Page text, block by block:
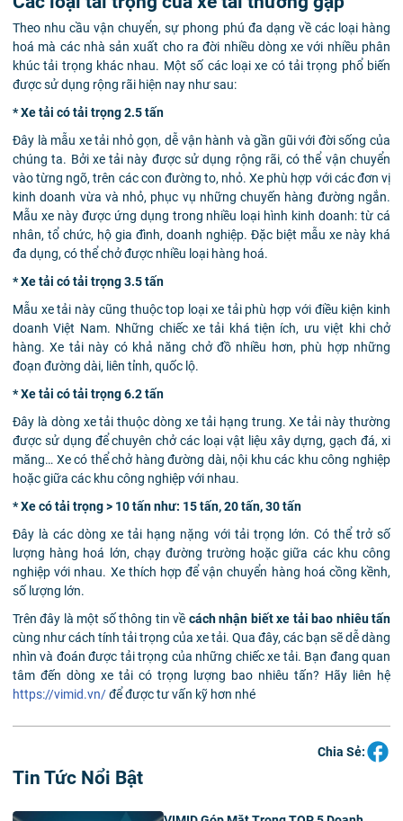
Theo nhu cầu vận chuyển, sự phong phú đa dạng về các loại hàng
hoá mà các nhà sản xuất cho ra đời nhiều dòng xe với nhiều phân
khúc tải trọng khác nhau. Một số các loại xe có tải trọng phổ biến
được sử dụng rộng rãi hiện nay như sau:
* Xe tải có tải trọng 2.5 tấn
Đây là mẫu xe tải nhỏ gọn, dễ vận hành và gần gũi với đời sống của
chúng ta. Bởi xe tải này được sử dụng rộng rãi, có thể vận chuyển
vào từng ngõ, trên các con đường to, nhỏ. Xe phù hợp với các đơn vị
kinh doanh vừa và nhỏ, phục vụ những chuyến hàng đường ngắn.
Mẫu xe này được ứng dụng trong nhiều loại hình kinh doanh: từ cá
nhân, tổ chức, hộ gia đình, doanh nghiệp. Đặc biệt mẫu xe này khá
đa dụng, có thể chở được nhiều loại hàng hoá.
* Xe tải có tải trọng 3.5 tấn
Mẫu xe tải này cũng thuộc top loại xe tải phù hợp với điều kiện kinh
doanh Việt Nam. Những chiếc xe tải khá tiện ích, ưu việt khi chở
hàng. Xe tải này có khả năng chở đồ nhiều hơn, phù hợp những
đoạn đường dài, liên tỉnh, quốc lộ.
* Xe tải có tải trọng 6.2 tấn
Đây là dòng xe tải thuộc dòng xe tải hạng trung. Xe tải này thường
được sử dụng để chuyên chở các loại vật liệu xây dựng, gạch đá, xi
măng… Xe có thể chở hàng đường dài, nội khu các khu công nghiệp
hoặc giữa các khu công nghiệp với nhau.
* Xe có tải trọng > 10 tấn như: 15 tấn, 20 tấn, 30 tấn
Đây là các dòng xe tải hạng nặng với tải trọng lớn. Có thể trở số
lượng hàng hoá lớn, chạy đường trường hoặc giữa các khu công
nghiệp với nhau. Xe thích hợp để vận chuyển hàng hoá cồng kềnh,
số lượng lớn.
Trên đây là một số thông tin về cách nhận biết xe tải bao nhiêu tấn
cùng như cách tính tải trọng của xe tải. Qua đây, các bạn sẽ dễ dàng
nhìn và đoán được tải trọng của những chiếc xe tải. Bạn đang quan
tâm đến dòng xe tải có trọng lượng bao nhiêu tấn? Hãy liên hệ
https://vimid.vn/để được tư vấn kỹ hơn nhé
Chia Sẻ:
Tin Tức Nổi Bật